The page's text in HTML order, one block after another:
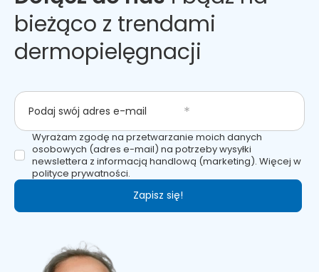
bieżąco z trendami
dermopielęgnacji
Podaj swój adres e-mail
Wyrażam zgodę na przetwarzanie moich danych
osobowych (adres e-mail) na potrzeby wysyłki
newslettera z informacją handlową (marketing). Więcej w
polityce prywatności.
Zapisz się!